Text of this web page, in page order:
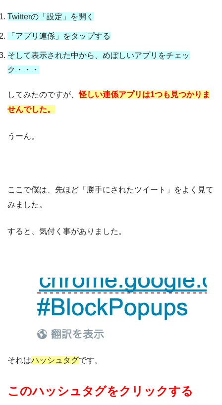
Twitterの「設定」を開く
「アプリ連係」をタップする
そして表示された中から、めぼしいアプリをチェッ
ク・・・
してみたのですが、怪しい連係アプリは1つも見つかりま
せんでした。
うーん。
ここで僕は、先ほど「勝手にされたツイート」をよく見て
みました。
すると、気付く事がありました。
それはハッシュタグです。
このハッシュタグをクリックする